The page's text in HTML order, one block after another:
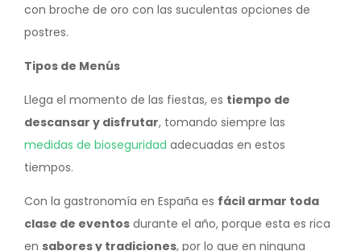
con broche de oro con las suculentas opciones de
postres.
Tipos de Menús
Llega el momento de las fiestas, es tiempo de
descansar y disfrutar, tomando siempre las
medidas de bioseguridad adecuadas en estos
tiempos.
Con la gastronomía en España es fácil armar toda
clase de eventos durante el año, porque esta es rica
en sabores y tradiciones, por lo que en ninguna